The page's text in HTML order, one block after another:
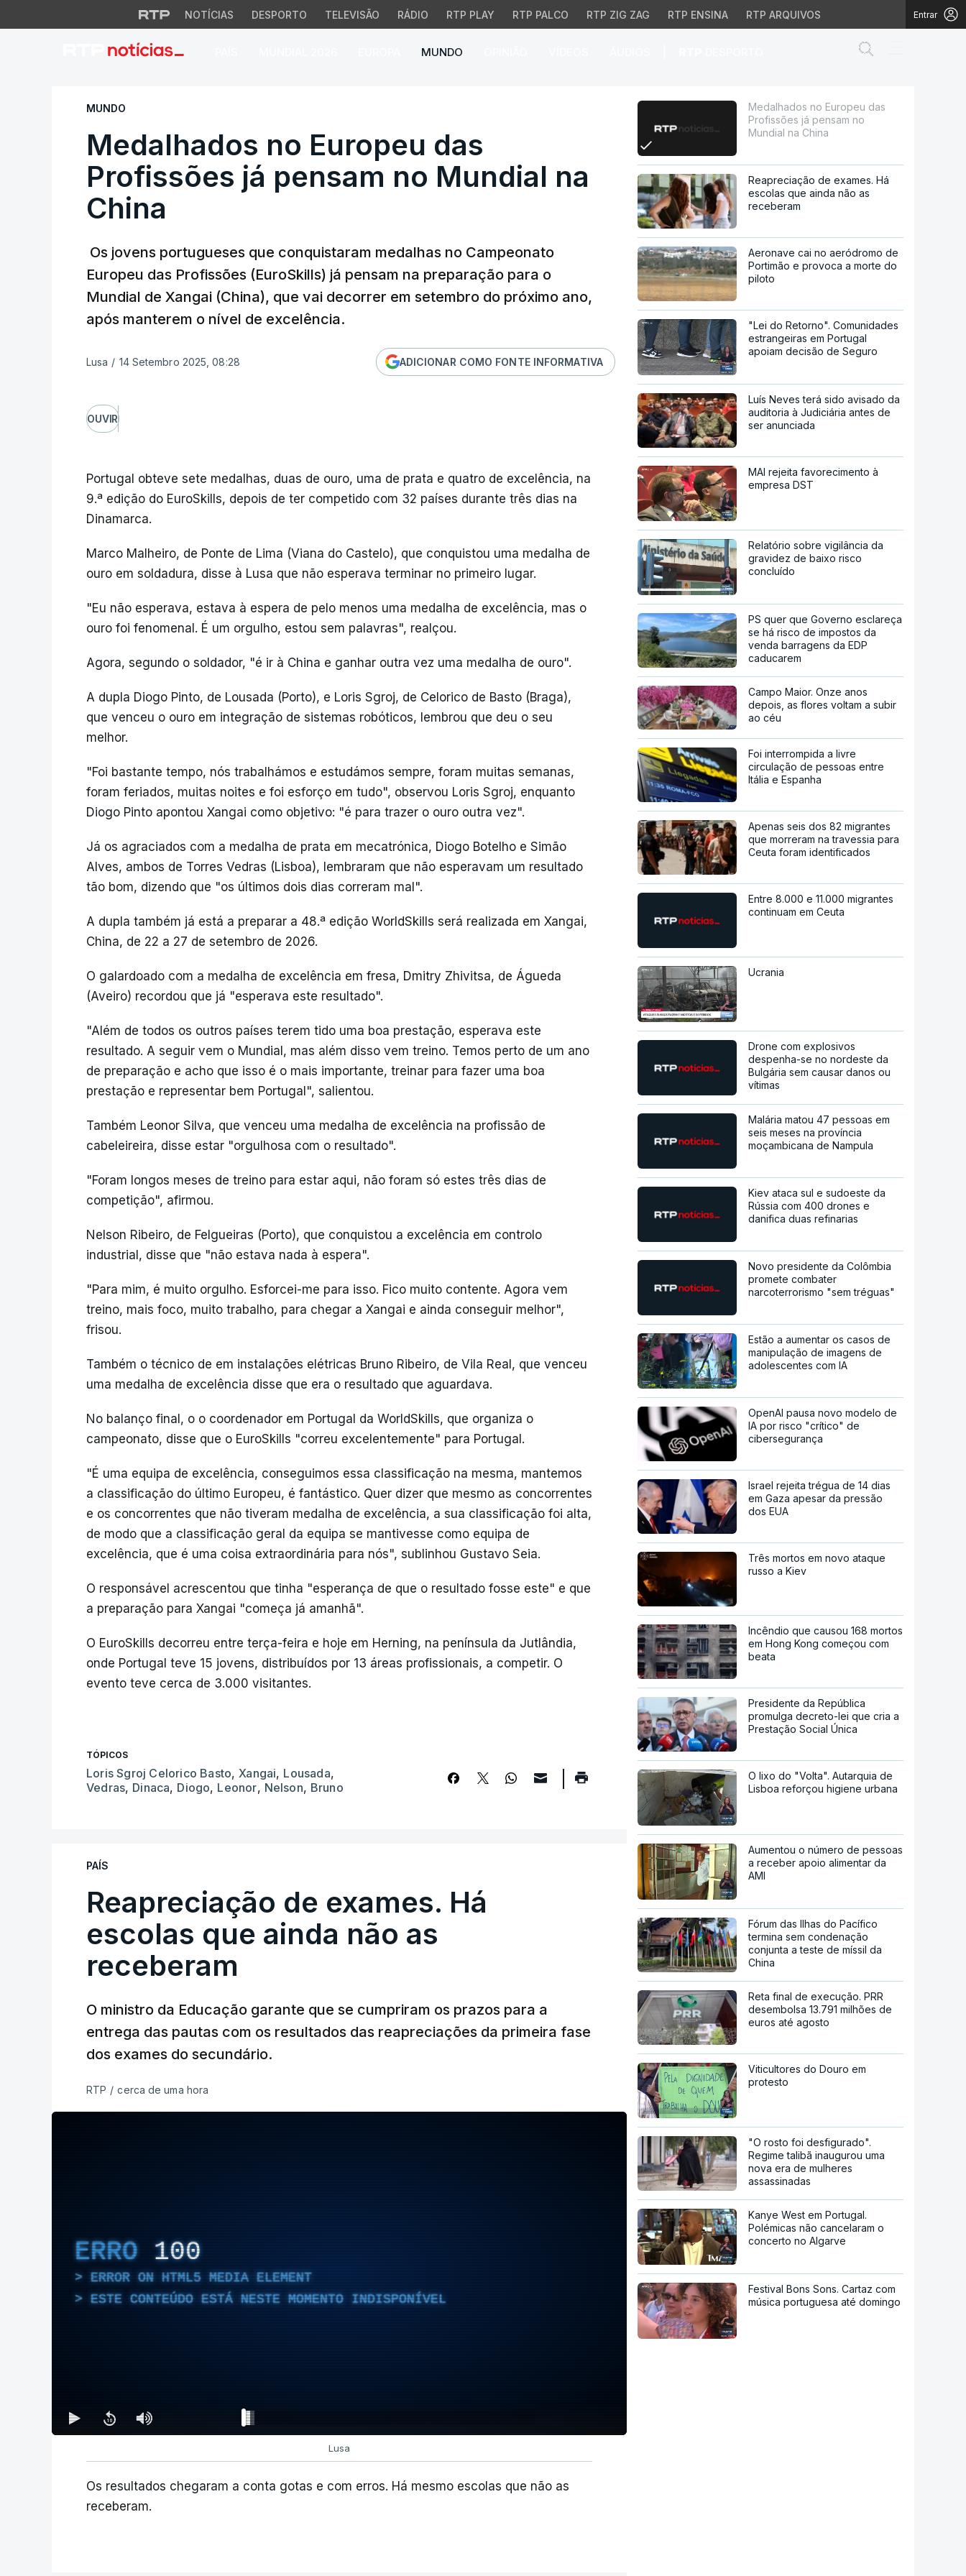
NOTÍCIAS DESPORTO TELEVISÃO RÁDIO RTP PLAY RTP PALCO RTP ZIG ZAG RTP ENSINA RTP ARQUIVOS Entrar
MUNDO
Medalhados no Europeu das Profissões já pensam no Mundial
MUNDO
Medalhados no Europeu das
Profissões já pensam no Mundial na
China
Os jovens portugueses que conquistaram medalhas no Campeonato
Europeu das Profissões (EuroSkills) já pensam na preparação para o
Mundial de Xangai (China), que vai decorrer em setembro do próximo ano,
após manterem o nível de excelência.
Lusa / 14 Setembro 2025, 08:28 ADICIONAR COMO FONTE INFORMATIVA
OUVIR
Portugal obteve sete medalhas, duas de ouro, uma de prata e quatro de excelência, na
9.ª edição do EuroSkills, depois de ter competido com 32 países durante três dias na
Dinamarca.
Marco Malheiro, de Ponte de Lima (Viana do Castelo), que conquistou uma medalha de
ouro em soldadura, disse à Lusa que não esperava terminar no primeiro lugar.
"Eu não esperava, estava à espera de pelo menos uma medalha de excelência, mas o
ouro foi fenomenal. É um orgulho, estou sem palavras", realçou.
Agora, segundo o soldador, "é ir à China e ganhar outra vez uma medalha de ouro".
A dupla Diogo Pinto, de Lousada (Porto), e Loris Sgroj, de Celorico de Basto (Braga),
que venceu o ouro em integração de sistemas robóticos, lembrou que deu o seu
melhor.
"Foi bastante tempo, nós trabalhámos e estudámos sempre, foram muitas semanas,
foram feriados, muitas noites e foi esforço em tudo", observou Loris Sgroj, enquanto
Diogo Pinto apontou Xangai como objetivo: "é para trazer o ouro outra vez".
Já os agraciados com a medalha de prata em mecatrónica, Diogo Botelho e Simão
Alves, ambos de Torres Vedras (Lisboa), lembraram que não esperavam um resultado
tão bom, dizendo que "os últimos dois dias correram mal".
A dupla também já está a preparar a 48.ª edição WorldSkills será realizada em Xangai,
China, de 22 a 27 de setembro de 2026.
O galardoado com a medalha de excelência em fresa, Dmitry Zhivitsa, de Águeda
(Aveiro) recordou que já "esperava este resultado".
"Além de todos os outros países terem tido uma boa prestação, esperava este
resultado. A seguir vem o Mundial, mas além disso vem treino. Temos perto de um ano
de preparação e acho que isso é o mais importante, treinar para fazer uma boa
prestação e representar bem Portugal", salientou.
Também Leonor Silva, que venceu uma medalha de excelência na profissão de
cabeleireira, disse estar "orgulhosa com o resultado".
"Foram longos meses de treino para estar aqui, não foram só estes três dias de
competição", afirmou.
Nelson Ribeiro, de Felgueiras (Porto), que conquistou a excelência em controlo
industrial, disse que "não estava nada à espera".
"Para mim, é muito orgulho. Esforcei-me para isso. Fico muito contente. Agora vem
treino, mais foco, muito trabalho, para chegar a Xangai e ainda conseguir melhor",
frisou.
Também o técnico de em instalações elétricas Bruno Ribeiro, de Vila Real, que venceu
uma medalha de excelência disse que era o resultado que aguardava.
No balanço final, o o coordenador em Portugal da WorldSkills, que organiza o
campeonato, disse que o EuroSkills "correu excelentemente" para Portugal.
"É uma equipa de excelência, conseguimos essa classificação na mesma, mantemos
a classificação do último Europeu, é fantástico. Quer dizer que mesmo as concorrentes
e os concorrentes que não tiveram medalha de excelência, a sua classificação foi alta,
de modo que a classificação geral da equipa se mantivesse como equipa de
excelência, que é uma coisa extraordinária para nós", sublinhou Gustavo Seia.
O responsável acrescentou que tinha "esperança de que o resultado fosse este" e que
a preparação para Xangai "começa já amanhã".
O EuroSkills decorreu entre terça-feira e hoje em Herning, na península da Jutlândia,
onde Portugal teve 15 jovens, distribuídos por 13 áreas profissionais, a competir. O
evento teve cerca de 3.000 visitantes.
TÓPICOS
Loris Sgroj Celorico Basto,Xangai, Lousada,
Vedras, Dinaca, Diogo, Leonor, Nelson, Bruno
PAÍS
Reapreciação de exames. Há
escolas que ainda não as
receberam
O ministro da Educação garante que se cumpriram os prazos para a
entrega das pautas com os resultados das reapreciações da primeira fase
dos exames do secundário.
RTP / cerca de uma hora
ERRO 100
ERROR ON HTML5 MEDIA ELEMENT
ESTE CONTEÚDO ESTÁ NESTE MOMENTO INDISPONÍVEL
Lusa
Os resultados chegaram a conta gotas e com erros. Há mesmo escolas que não as
receberam.
Medalhados no Europeu das
Profissões já pensam no
Mundial na China
Reapreciação de exames. Há
escolas que ainda não as
receberam
Aeronave cai no aeródromo de
Portimão e provoca a morte do
piloto
"Lei do Retorno". Comunidades
estrangeiras em Portugal
apoiam decisão de Seguro
Luís Neves terá sido avisado da
auditoria à Judiciária antes de
ser anunciada
MAI rejeita favorecimento à
empresa DST
Relatório sobre vigilância da
gravidez de baixo risco
concluído
PS quer que Governo esclareça
se há risco de impostos da
venda barragens da EDP
caducarem
Campo Maior. Onze anos
depois, as flores voltam a subir
ao céu
Foi interrompida a livre
circulação de pessoas entre
Itália e Espanha
Apenas seis dos 82 migrantes
que morreram na travessia para
Ceuta foram identificados
Entre 8.000 e 11.000 migrantes
continuam em Ceuta
Ucrania
Drone com explosivos
despenha-se no nordeste da
Bulgária sem causar danos ou
vítimas
Malária matou 47 pessoas em
seis meses na província
moçambicana de Nampula
Kiev ataca sul e sudoeste da
Rússia com 400 drones e
danifica duas refinarias
Novo presidente da Colômbia
promete combater
narcoterrorismo "sem tréguas"
Estão a aumentar os casos de
manipulação de imagens de
adolescentes com IA
OpenAI pausa novo modelo de
IA por risco "crítico" de
cibersegurança
Israel rejeita trégua de 14 dias
em Gaza apesar da pressão
dos EUA
Três mortos em novo ataque
russo a Kiev
Incêndio que causou 168 mortos
em Hong Kong começou com
beata
Presidente da República
promulga decreto-lei que cria a
Prestação Social Única
O lixo do "Volta". Autarquia de
Lisboa reforçou higiene urbana
Aumentou o número de pessoas
a receber apoio alimentar da
AMI
Fórum das Ilhas do Pacífico
termina sem condenação
conjunta a teste de míssil da
China
Reta final de execução. PRR
desembolsa 13.791 milhões de
euros até agosto
Viticultores do Douro em
protesto
"O rosto foi desfigurado".
Regime talibã inaugurou uma
nova era de mulheres
assassinadas
Kanye West em Portugal.
Polémicas não cancelaram o
concerto no Algarve
Festival Bons Sons. Cartaz com
música portuguesa até domingo